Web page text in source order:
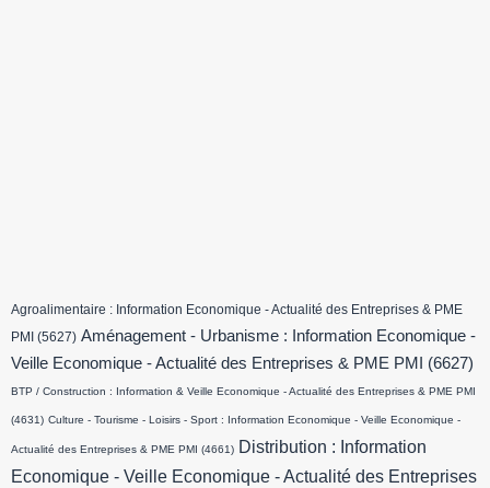
Agroalimentaire : Information Economique - Actualité des Entreprises & PME
PMI (5627) Aménagement - Urbanisme : Information Economique -
Veille Economique - Actualité des Entreprises & PME PMI
(6627)
BTP / Construction : Information & Veille Economique - Actualité des Entreprises & PME PMI
(4631) Culture - Tourisme - Loisirs - Sport : Information Economique - Veille Economique -
Actualité des Entreprises & PME PMI (4661) Distribution : Information
Economique - Veille Economique - Actualité des Entreprises